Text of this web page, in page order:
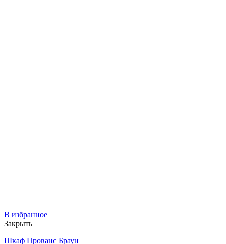
В избранное
Закрыть
Шкаф Прованс Браун